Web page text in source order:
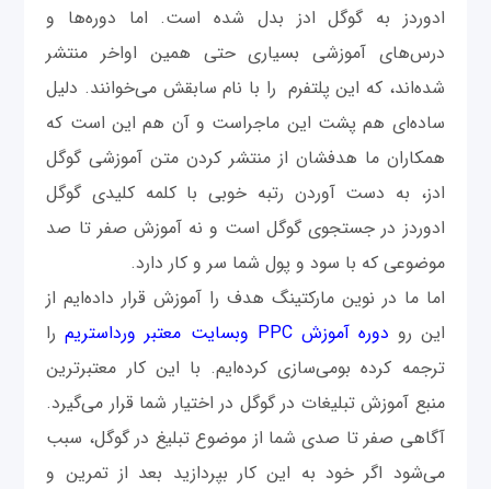
ادوردز به گوگل ادز بدل شده است. اما دوره‌ها و
درس‌های آموزشی بسیاری حتی همین اواخر منتشر
شده‌اند، که این پلتفرم را با نام سابقش می‌خوانند. دلیل
ساده‌ای هم پشت این ماجراست و آن هم این است که
همکاران ما هدفشان از منتشر کردن متن آموزشی گوگل
ادز، به دست آوردن رتبه خوبی با کلمه کلیدی گوگل
ادوردز در جستجوی گوگل است و نه آموزش صفر تا صد
موضوعی که با سود و پول شما سر و کار دارد.
اما ما در نوین مارکتینگ هدف را آموزش قرار داده‌ایم از
این رو دوره آموزش PPC وبسایت معتبر ورداستریم
را
ترجمه کرده بومی‌سازی کرده‌ایم. با این کار معتبرترین
منبع آموزش تبلیغات در گوگل در اختیار شما قرار می‌گیرد.
آگاهی صفر تا صدی شما از موضوع تبلیغ در گوگل، سبب
می‌شود اگر خود به این کار بپردازید بعد از تمرین و